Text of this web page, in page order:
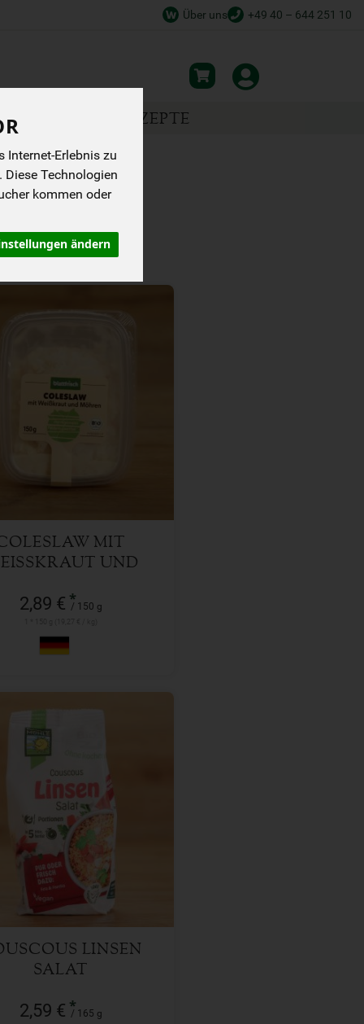
Internet-Erlebnis zu
Diese Technologien
kommen oder
ändern
+49 40 – 644 251 10
Über uns
REZEPTE
MIT
UND M
2,89 € *
/ 150 g
LINSEN
SALAT
2,59 € *
/ 165 g
165 g
2,59 €